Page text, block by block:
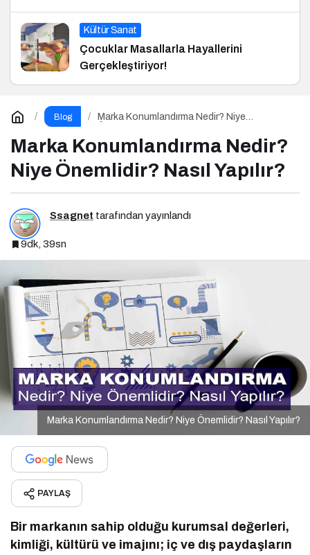
Kültür Sanat
Çocuklar Masallarla Hayallerini
Gerçekleştiriyor!
Blog
Marka Konumlandırma Nedir? Niye
Marka Konumlandırma Nedir?
Niye Önemlidir? Nasıl Yapılır?
Ssagnet tarafından yayınlandı
9dk, 39sn
Marka Konumlandırma Nedir? Niye Önemlidir? Nasıl Yapılır?
PAYLAŞ
Bir markanın sahip olduğu kurumsal değerleri,
kimliği, kültürü ve imajını; iç ve dış paydaşların